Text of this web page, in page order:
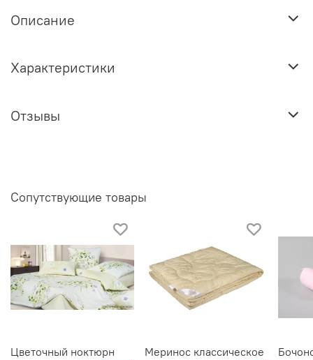
Описание
Характеристики
Отзывы
Сопутствующие товары
Цветочный ноктюрн
Меринос классическое